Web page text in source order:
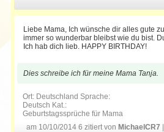
Liebe Mama, Ich wünsche dir alles gute
immer so wunderbar bleibst wie du bist.
Ich hab dich lieb. HAPPY BIRTHDAY!
Dies schreibe ich für meine Mama Tanja.
Ort: Deutschland Sprache:
Deutsch Kat.:
Geburtstagssprüche für Mama
am 10/10/2014 6 zitiert von MichaelCR7